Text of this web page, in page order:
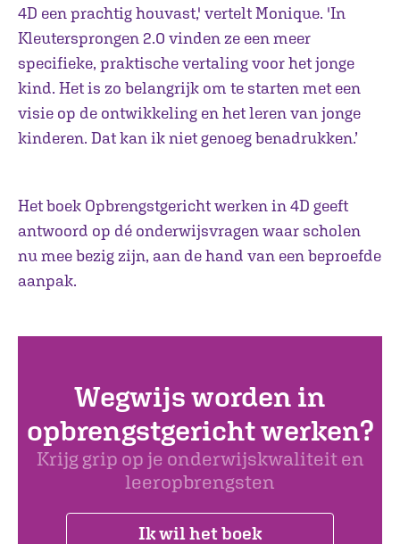
4D een prachtig houvast,' vertelt Monique. 'In
Kleutersprongen 2.0 vinden ze een meer
specifieke, praktische vertaling voor het jonge
kind. Het is zo belangrijk om te starten met een
visie op de ontwikkeling en het leren van jonge
kinderen. Dat kan ik niet genoeg benadrukken.’
Het boek Opbrengstgericht werken in 4D geeft
antwoord op dé onderwijsvragen waar scholen
nu mee bezig zijn, aan de hand van een beproefde
aanpak.
Wegwijs worden in
opbrengstgericht werken?
Krijg grip op je onderwijskwaliteit en
leeropbrengsten
Ik wil het boek